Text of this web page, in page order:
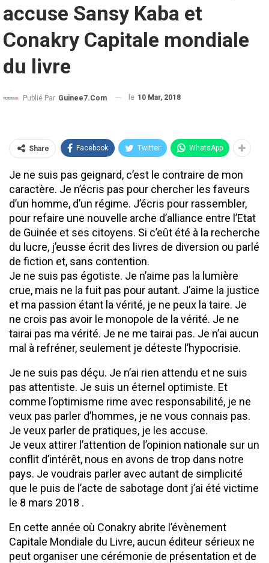
accuse Sansy Kaba et
Conakry Capitale mondiale
du livre
Publié Par Guinee7.com le 10 Mar, 2018
Share Facebook Twitter WhatsApp
Je ne suis pas geignard, c’est le contraire de mon
caractère. Je n’écris pas pour chercher les faveurs
d’un homme, d’un régime. J’écris pour rassembler,
pour refaire une nouvelle arche d’alliance entre l’Etat
de Guinée et ses citoyens. Si c’eût été à la recherche
du lucre, j’eusse écrit des livres de diversion ou parlé
de fiction et, sans contention.
Je ne suis pas égotiste. Je n’aime pas la lumière
crue, mais ne la fuit pas pour autant. J’aime la justice
et ma passion étant la vérité, je ne peux la taire. Je
ne crois pas avoir le monopole de la vérité. Je ne
tairai pas ma vérité. Je ne me tairai pas. Je n’ai aucun
mal à refréner, seulement je déteste l’hypocrisie.
Je ne suis pas déçu. Je n’ai rien attendu et ne suis
pas attentiste. Je suis un éternel optimiste. Et
comme l’optimisme rime avec responsabilité, je ne
veux pas parler d’hommes, je ne vous connais pas.
Je veux parler de pratiques, je les accuse.
Je veux attirer l’attention de l’opinion nationale sur un
conflit d’intérêt, nous en avons de trop dans notre
pays. Je voudrais parler avec autant de simplicité
que le puis de l’acte de sabotage dont j’ai été victime
le 8 mars 2018 .
En cette année où Conakry abrite l’évènement
Capitale Mondiale du Livre, aucun éditeur sérieux ne
peut organiser une cérémonie de présentation et de